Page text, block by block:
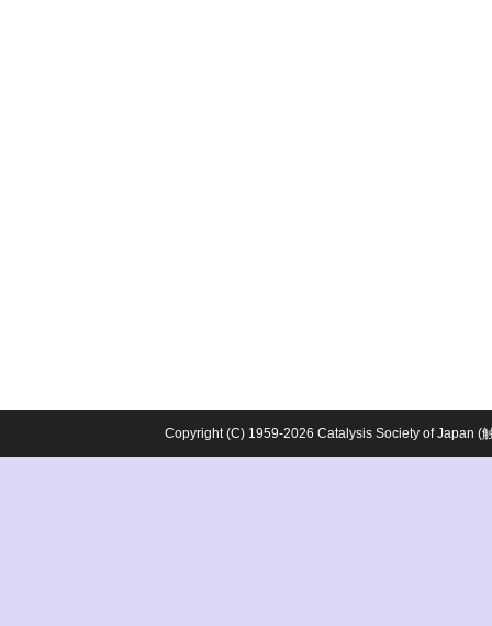
Copyright (C) 1959-2026 Catalysis Society of Japan (